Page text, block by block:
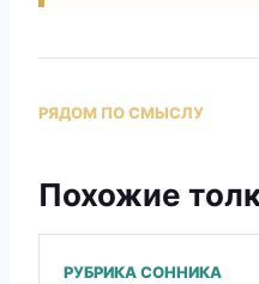
РЯДОМ ПО СМЫСЛУ
Похожие
РУБРИКА СОННИКА